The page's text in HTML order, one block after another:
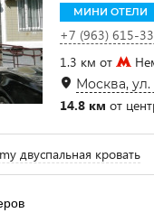
МИНИ ОТЕЛИ
+7 (963) 615-
1.3 км от
Москва, ул.
14.8 км от
двуспальная кровать